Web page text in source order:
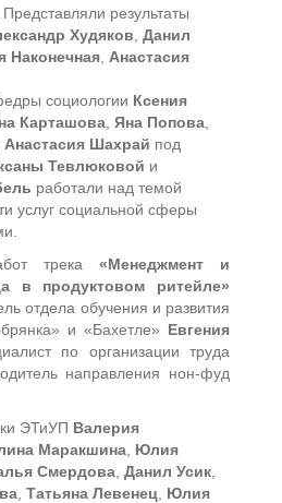
результаты
Худяков Данил
Наконечная Анастасия
социологии Ксения
Карташова Яна Попова
Анастасия Шахрай под
Тевлюковой и
работали над темой
услуг социальной сферы
трека «Менеджмент и
в продуктовом ритейле»
отдела обучения и развития
и «Бахетле» Евгения
по организации труда
направления нон-фуд
ЭТиУП Валерия
Маракшина Юлия
Смердова Данил Усик
Татьяна Левенец
Юлия